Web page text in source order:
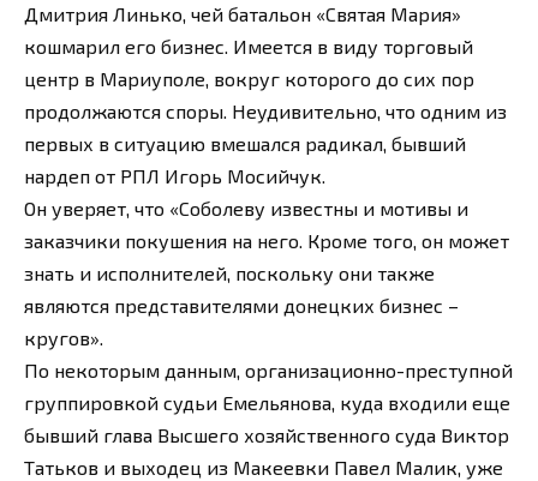
Дмитрия Линько, чей батальон «Святая Мария»
кошмарил его бизнес. Имеется в виду торговый
центр в Мариуполе, вокруг которого до сих пор
продолжаются споры. Неудивительно, что одним из
первых в ситуацию вмешался радикал, бывший
нардеп от РПЛ Игорь Мосийчук.
Он уверяет, что «Соболеву известны и мотивы и
заказчики покушения на него. Кроме того, он может
знать и исполнителей, поскольку они также
являются представителями донецких бизнес –
кругов».
По некоторым данным, организационно-преступной
группировкой судьи Емельянова, куда входили еще
бывший глава Высшего хозяйственного суда Виктор
Татьков и выходец из Макеевки Павел Малик, уже